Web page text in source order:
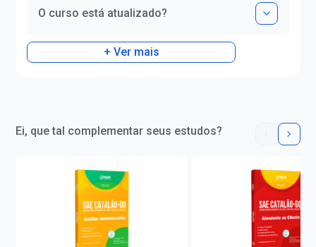
O curso está atualizado?
+ Ver mais
Ei, que tal complementar seus estudos?